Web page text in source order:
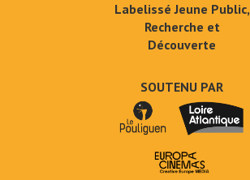
Labelissé Jeune Public,
Recherche et
Découverte
SOUTENU PAR